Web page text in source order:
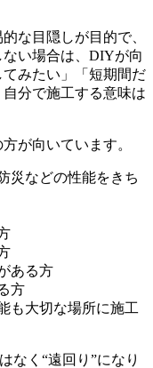
な目隠しが目的で、
い場合は、DIYが向
みたい」「短期間だ
分で施工する意味は
が向いています。
災などの性能をきち
ある方
方
も大切な場所に施工
なく“遠回り”になり